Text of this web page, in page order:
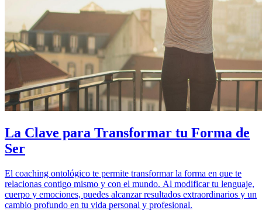
La Clave para Transformar tu Forma de
Ser
El coaching ontológico te permite transformar la forma en que te
relacionas contigo mismo y con el mundo. Al modificar tu lenguaje,
cuerpo y emociones, puedes alcanzar resultados extraordinarios y un
cambio profundo en tu vida personal y profesional.